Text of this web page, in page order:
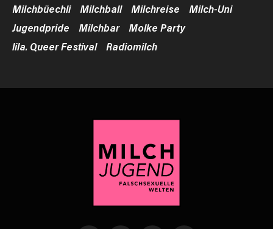
Milchbüechli Milchball Milchreise
Milch-Uni
Jugendpride
Milchbar
Molke Party
lila. Queer Festival
Radiomilch